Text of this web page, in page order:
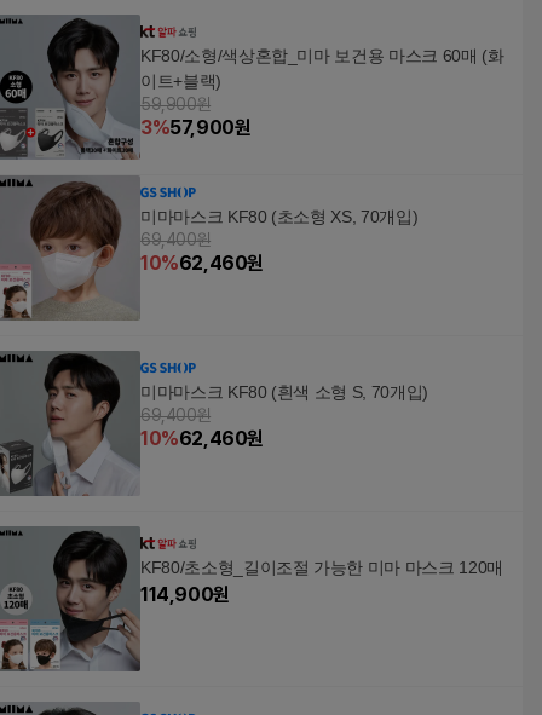
KF80/소형/색상혼합_미마 보건용 마스크 60매 (화
이트+블랙)
59,900원
3%57,900원
미마마스크 KF80 (초소형 XS, 70개입)
69,400원
10%62,460원
미마마스크 KF80 (흰색 소형 S, 70개입)
69,400원
10%62,460원
KF80/초소형_길이조절 가능한 미마 마스크 120매
114,900원